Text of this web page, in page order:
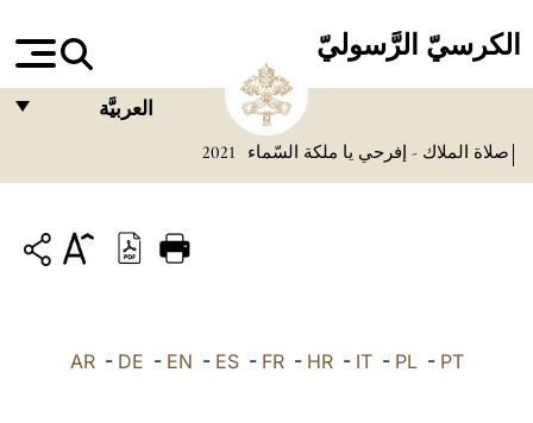
الكرسيّ الرَّسوليّ
العربيَّة
ITALIANO
صلاة الملاك - إفرحي يا ملكة السّماء 2021
AR- DE - EN - ES- FR- HR- IT- PL- PT